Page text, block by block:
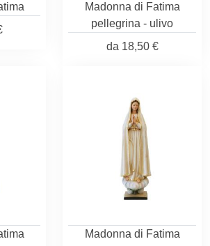
Madonna di Fatima
pellegrina - ulivo
da 18,50 €
Madonna di Fatima